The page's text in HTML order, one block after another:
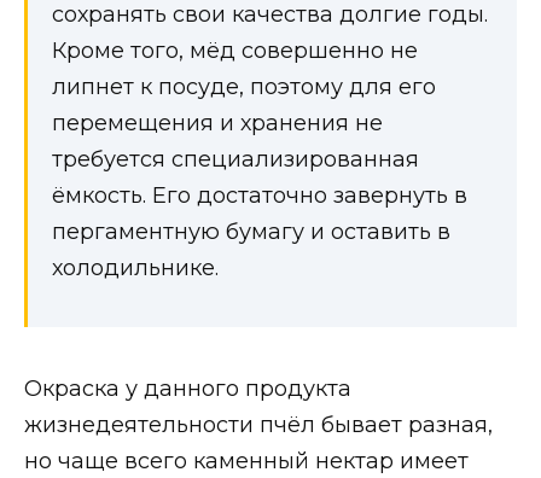
сохранять свои качества долгие годы.
Кроме того, мёд совершенно не
липнет к посуде, поэтому для его
перемещения и хранения не
требуется специализированная
ёмкость. Его достаточно завернуть в
пергаментную бумагу и оставить в
холодильнике.
Окраска у данного продукта
жизнедеятельности пчёл бывает разная,
но чаще всего каменный нектар имеет